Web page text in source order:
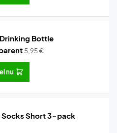
Drinking Bottle
5,95€
nu
Socks Short 3-pack